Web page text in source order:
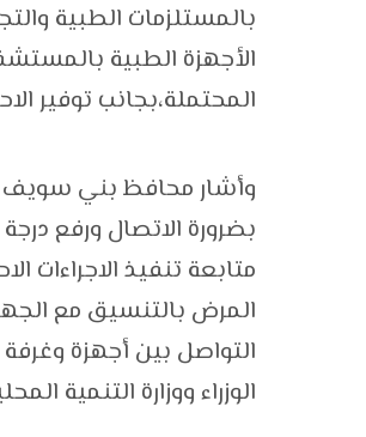
بالمستلزمات الطبية
الأجهزة الطبية
المحتملة،بجانب توفير
وأشار محافظ بني سويف
بضرورة الاتصال ورفع
متابعة تنفيذ الاجراءات
المرض بالتنسيق مع
التواصل بين أجهزة
الوزراء ووزارة التنمية